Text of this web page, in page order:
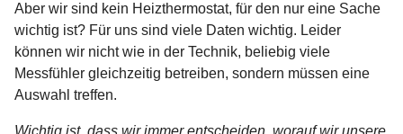
Aber wir sind kein Heizthermostat, für den nur eine Sache
wichtig ist? Für uns sind viele Daten wichtig. Leider
können wir nicht wie in der Technik, beliebig viele
Messfühler gleichzeitig betreiben, sondern müssen eine
Auswahl treffen.